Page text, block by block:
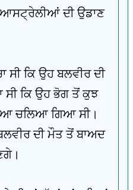
ਆਸਟ੍ਰੇਲੀਆਂ ਦੀ ਉਡਾਣ
ਸੀ ਕਿ ਉਹ ਬਲਵੀਰ ਦੀ
ਕਿ ਉਹ ਭੋਗ ਤੋਂ ਕੁਝ
ਚਲਿਆ ਗਿਆ ਸੀ।
ਦੀ ਮੌਤ ਤੋਂ ਬਾਅਦ